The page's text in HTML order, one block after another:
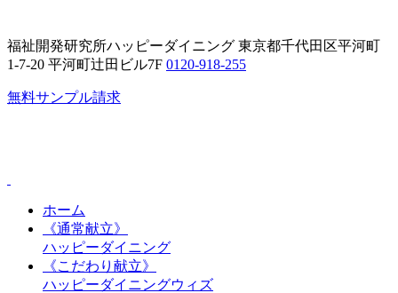
the
content
福祉開発研究所ハッピーダイニング 東京都千代田区平河町
1-7-20 平河町辻田ビル7F 0120-918-255
無料サンプル請求
ホーム
《通常献立》
ハッピーダイニング
《こだわり献立》
ハッピーダイニングウィズ